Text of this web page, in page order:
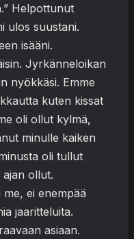
Helpottunut
ulos suustani.
isääni.
Jyrkänneloikan
nyökkäsi. Emme
kuten kissat
oli ollut kylmä,
minulle kaiken
oli tullut
ollut.
ei enempää
jaaritteluita.
asiaan.